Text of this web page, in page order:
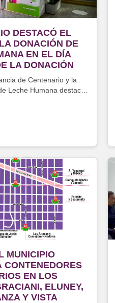
DESTACÓ EL
DONACIÓN DE
EN EL DÍA
LA DONACIÓN
de Centenario y la
Leche Humana destacan
MUNICIPIO
CONTENEDORES
EN LOS
ELUNEY,
Y VISTA